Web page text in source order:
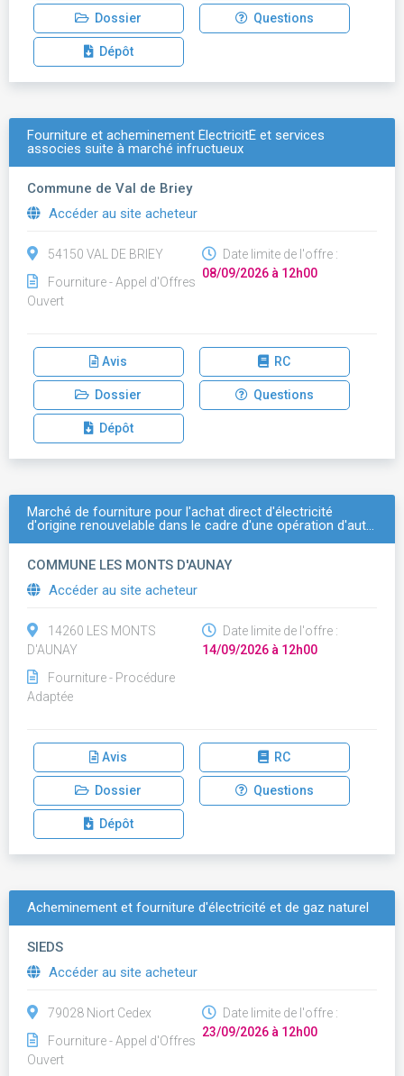
Dossier Questions
Dépôt
Fourniture et acheminement ÉlectricitÉ et services
associes suite à marché infructueux
Commune de Val de Briey
Accéder au site acheteur
54150 VAL DE BRIEY
Fourniture - Appel d'Offres
Ouvert
Date limite de l'offre :
08/09/2026 à 12h00
Avis RC
Dossier Questions
Dépôt
Marché de fourniture pour l'achat direct d'électricité
d'origine renouvelable dans le cadre d'une opération d'aut…
COMMUNE LES MONTS D'AUNAY
Accéder au site acheteur
14260 LES MONTS
D'AUNAY
Fourniture - Procédure
Adaptée
Date limite de l'offre :
14/09/2026 à 12h00
Avis RC
Dossier Questions
Dépôt
Acheminement et fourniture d'électricité et de gaz naturel
SIEDS
Accéder au site acheteur
79028 Niort Cedex
Fourniture - Appel d'Offres
Ouvert
Date limite de l'offre :
23/09/2026 à 12h00